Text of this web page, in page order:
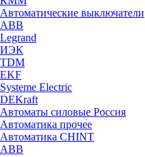
Автоматические выключатели
ABB
Legrand
ИЭК
TDM
EKF
Systeme Electric
DEKraft
Автоматы силовые Россия
Автоматика прочее
Автоматика CHINT
ABB